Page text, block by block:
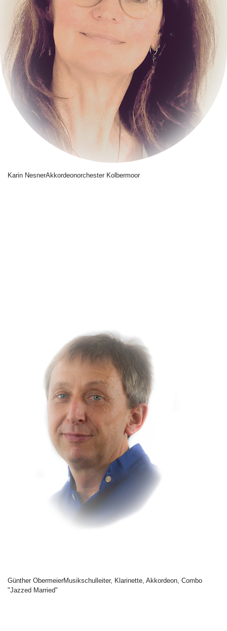
Karin NesnerAkkordeonorchester Kolbermoor
Günther ObermeierMusikschulleiter, Klarinette, Akkordeon, Combo
"Jazzed Married"